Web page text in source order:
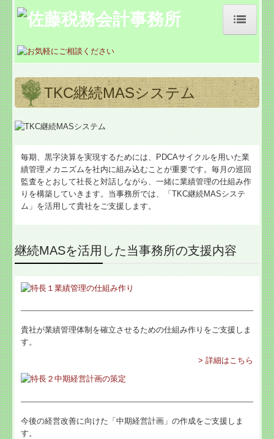
佐藤税務会計事務所
事務所紹介
経営理念
交通案内
業務案内
病院・診療所の皆様へ
社会福祉法人の皆様へ
補助金・助成金・融資情報
関与先向け融資商品ご紹介
リンク集
TKC継続MASシステム
毎期、黒字決算を実現するためには、PDCAサイクルを用いた業
績管理メカニズムを社内に組み込むことが重要です。毎月の巡回
監査をとおして社長と対話しながら、一緒に業績管理の仕組み作
りを構築していきます。当事務所では、「TKC継続MASシステ
ム」を活用して貴社をご支援します。
継続MASを活用した当事務所の支援内容
貴社が業績管理体制を確立させるための仕組み作りをご支援しま
す。
> 詳細はこちら
今後の経営改善に向けた「中期経営計画」の作成をご支援しま
す。